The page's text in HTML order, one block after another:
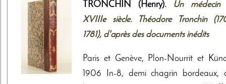
TRONCHIN (Henry).
Un médecin
XVIIIe siècle. Théodore Tronchin
1781), d'après des documents inédits
Paris et Genève, Plon-Nourrit et
1906 In-8, demi chagrin bordeaux,